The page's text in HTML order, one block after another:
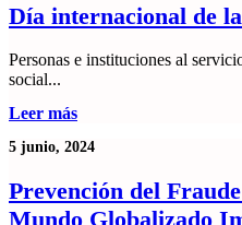
Día internacional de
Personas e instituciones al
social...
Leer más
5 junio, 2024
Prevención del
Mundo Globalizado